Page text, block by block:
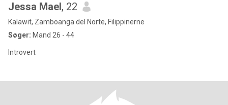
Jessa Mael, 22
Kalawit, Zamboanga del Norte, Filippinerne
Søger: Mand 26 - 44
Introvert